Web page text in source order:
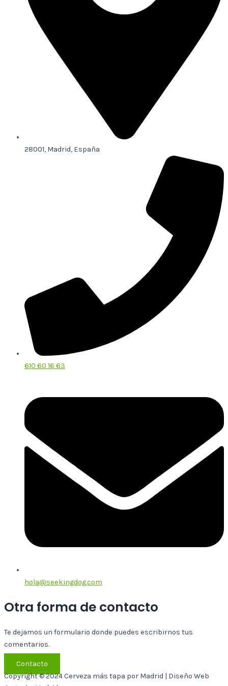
28001, Madrid, España
610 60 16 63
hola@seekingdog.com
Otra forma de contacto
Te dejamos un formulario donde puedes escribirnos tus
comentarios.
Contacto
Copyright © 2024 Cerveza más tapa por Madrid | Diseño Web